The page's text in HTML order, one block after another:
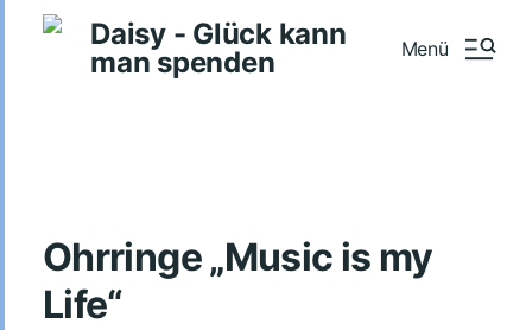
Daisy - Glück kann
man spenden
Menü
Ohrringe „Music is my
Life“